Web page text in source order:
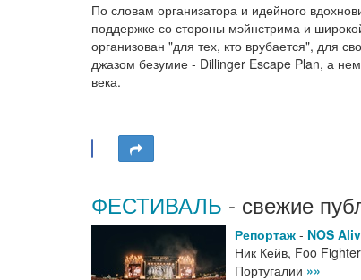
По словам организатора и идейного
поддержке со стороны мэйнстрима и
организован "для тех, кто врубается", для
джазом безумие - Dillinger Escape Plan, а
века.
ФЕСТИВАЛЬ - свежие
Репортаж - NOS
Ник Кейв, Foo
Португалии »»